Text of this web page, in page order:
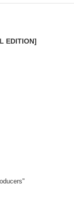
EDITION]